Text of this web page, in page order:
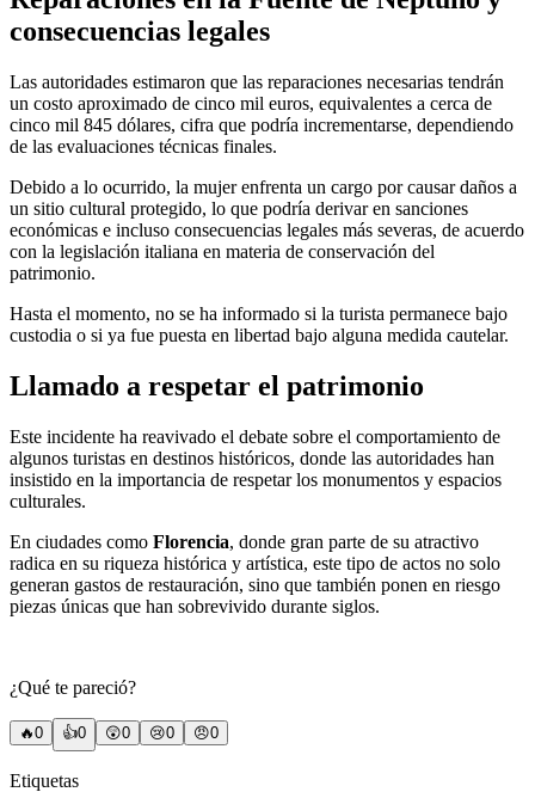
consecuencias legales
Las autoridades estimaron que las reparaciones necesarias tendrán
un costo aproximado de cinco mil euros, equivalentes a cerca de
cinco mil 845 dólares, cifra que podría incrementarse, dependiendo
de las evaluaciones técnicas finales.
Debido a lo ocurrido, la mujer enfrenta un cargo por causar daños a
un sitio cultural protegido, lo que podría derivar en sanciones
económicas e incluso consecuencias legales más severas, de acuerdo
con la legislación italiana en materia de conservación del
patrimonio.
Hasta el momento, no se ha informado si la turista permanece bajo
custodia o si ya fue puesta en libertad bajo alguna medida cautelar.
Llamado a respetar el patrimonio
Este incidente ha reavivado el debate sobre el comportamiento de
algunos turistas en destinos históricos, donde las autoridades han
insistido en la importancia de respetar los monumentos y espacios
culturales.
En ciudades como Florencia, donde gran parte de su atractivo
radica en su riqueza histórica y artística, este tipo de actos no solo
generan gastos de restauración, sino que también ponen en riesgo
piezas únicas que han sobrevivido durante siglos.
¿Qué te pareció?
🔥0 👍0 😲0 😢0 😠0
Etiquetas